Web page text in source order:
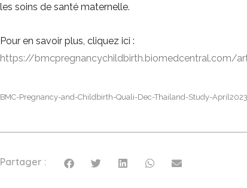
les soins de santé maternelle.
Pour en savoir plus, cliquez ici :
https://bmcpregnancychildbirth.biomedcentral.com/
BMC-Pregnancy-and-Childbirth-Quali-Dec-Thailand-Study-April2023
Partager :